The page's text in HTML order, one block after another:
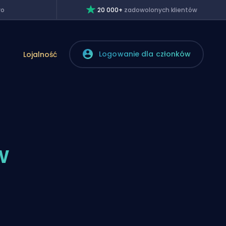
20 000+ zadowolonych klientów
Lojalność Logowanie dla członków